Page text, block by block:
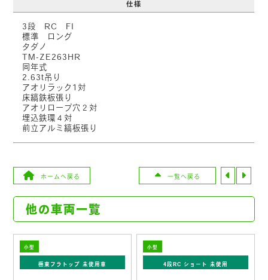
仕様
3段 RC FI
標準 ロング
タダノ
TM-ZE263HR
同年式
2.63t吊り
アオリラック1対
床縞鉄板張り
アオリロープ穴２対
埋込鉄環４対
前立アルミ縞板張り
ホームへ戻る 一覧へ戻る
他の車両一覧
小型
極東フラトップ 未使用車
小型
4段RC ショート 未使用